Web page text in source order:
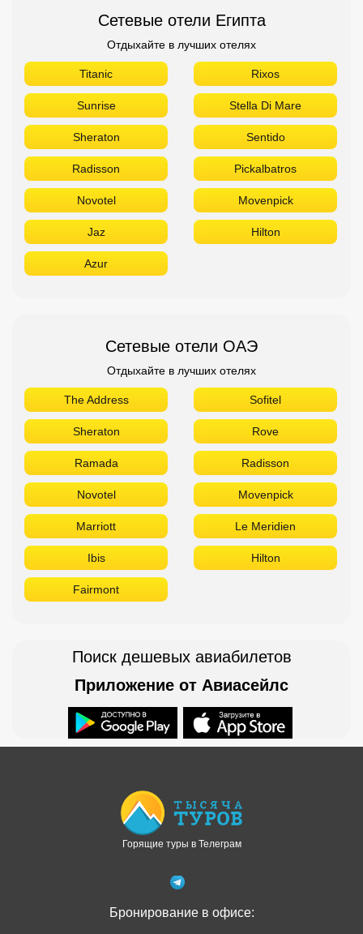
Сетевые отели Египта
Отдыхайте в лучших отелях
Titanic Rixos
Sunrise Stella Di Mare
Sheraton Sentido
Radisson Pickalbatros
Novotel Movenpick
Jaz Hilton
Azur
Сетевые отели ОАЭ
Отдыхайте в лучших отелях
The Address Sofitel
Sheraton Rove
Ramada Radisson
Novotel Movenpick
Marriott Le Meridien
Ibis Hilton
Fairmont
Поиск дешевых авиабилетов
Приложение от Авиасейлс
Горящие туры в Телеграм
Бронирование в офисе: